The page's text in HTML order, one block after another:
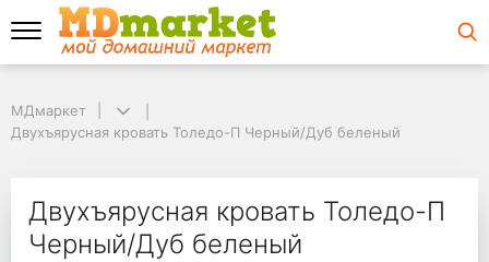
Двухъярусная кровать Толедо-П Черный/Дуб беленый
Двухъярусная
МДмаркет
Двухъярусная кровать Толедо-П Черный/Дуб беленый
Двухъярусная кровать Толедо-П
Черный/Дуб беленый